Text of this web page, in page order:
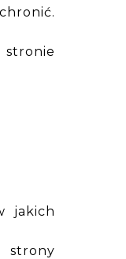
jakich
strony